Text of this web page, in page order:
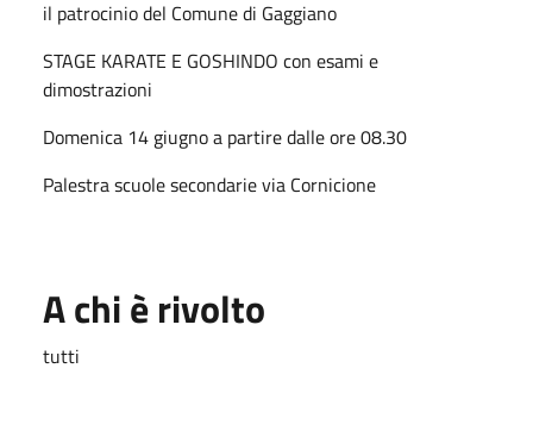
il patrocinio del Comune di Gaggiano
STAGE KARATE E GOSHINDO con esami e
dimostrazioni
Domenica 14 giugno a partire dalle ore 08.30
Palestra scuole secondarie via Cornicione
A chi è rivolto
tutti